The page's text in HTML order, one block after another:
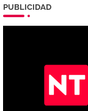
PUBLICIDAD